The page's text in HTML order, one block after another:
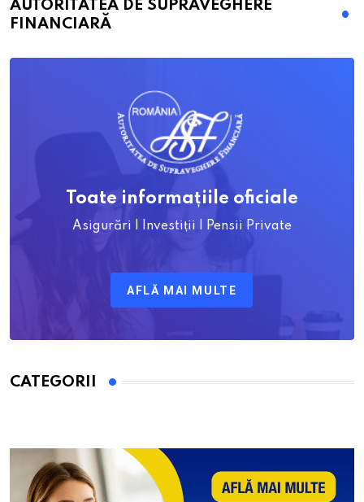
AUTORITATEA DE SUPRAVEGHERE
FINANCIARĂ
Toate informațiile oficiale
Asigurări | Investiții | Pensii Private
AFLĂ MAI MULTE
CATEGORII